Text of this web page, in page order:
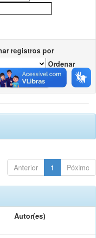
registros por
Ordenar
Anterior 1 Póximo
Autor(es)